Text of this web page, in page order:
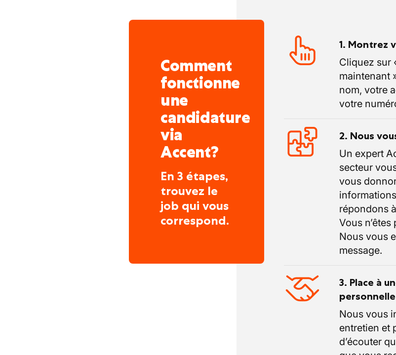
Grâce à l'offre la plus étendue :le plus grand réseau
en Belgique, une forte présence en ligne et des entreprises
sœurs comme Nowjobs et CTRL-F ; nous trouvons toujours
bon emploi pour le bon candidat, sous n'importe quelle
de contrat.
Curieux d'en savoir plus? N'hésitez pas à nous contacter au
04/220.01.73.
Comment
fonctionne
une
candidature
via
Accent?
En 3 étapes,
trouvez le
job qui vous
correspond.
1. Montrez
Cliquez sur
maintenant
nom, votre
votre
2. Nous
Un expert
secteur
vous
répondons
Vous
Nous vous
message.
3. Place à
personnelle
Nous vous
entretien et
d’écouter